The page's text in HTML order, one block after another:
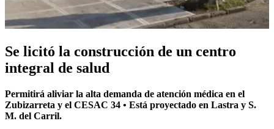
Se licitó la construcción de un centro
integral de salud
Permitirá aliviar la alta demanda de atención médica en el
Zubizarreta y el CESAC 34 • Está proyectado en Lastra y S.
M. del Carril.